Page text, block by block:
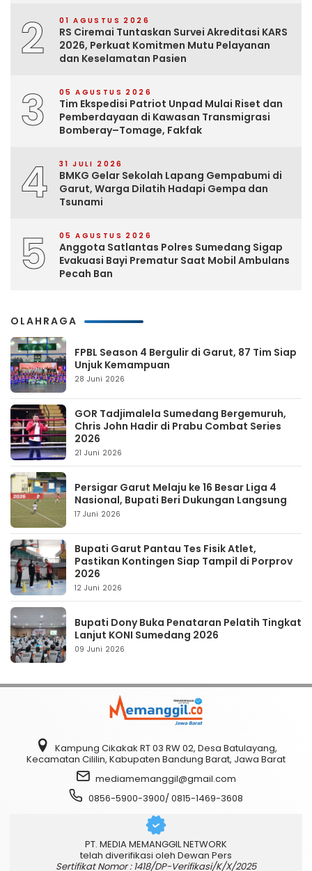
2 01 AGUSTUS 2026
RS Ciremai Tuntaskan Survei Akreditasi KARS
2026, Perkuat Komitmen Mutu Pelayanan
dan Keselamatan Pasien
3 05 AGUSTUS 2026
Tim Ekspedisi Patriot Unpad Mulai Riset dan
Pemberdayaan di Kawasan Transmigrasi
Bomberay–Tomage, Fakfak
4 31 JULI 2026
BMKG Gelar Sekolah Lapang Gempabumi di
Garut, Warga Dilatih Hadapi Gempa dan
Tsunami
5 05 AGUSTUS 2026
Anggota Satlantas Polres Sumedang Sigap
Evakuasi Bayi Prematur Saat Mobil Ambulans
Pecah Ban
OLAHRAGA
FPBL Season 4 Bergulir di Garut, 87 Tim Siap
Unjuk Kemampuan
28 Juni 2026
GOR Tadjimalela Sumedang Bergemuruh,
Chris John Hadir di Prabu Combat Series
2026
21 Juni 2026
Persigar Garut Melaju ke 16 Besar Liga 4
Nasional, Bupati Beri Dukungan Langsung
17 Juni 2026
Bupati Garut Pantau Tes Fisik Atlet,
Pastikan Kontingen Siap Tampil di Porprov
2026
12 Juni 2026
Bupati Dony Buka Penataran Pelatih Tingkat
Lanjut KONI Sumedang 2026
09 Juni 2026
Kampung Cikakak RT 03 RW 02, Desa Batulayang,
Kecamatan Cililin, Kabupaten Bandung Barat, Jawa Barat
mediamemanggil@gmail.com
0856-5900-3900/ 0815-1469-3608
PT. MEDIA MEMANGGIL NETWORK
telah diverifikasi oleh Dewan Pers
Sertifikat Nomor : 1418/DP-Verifikasi/K/X/2025